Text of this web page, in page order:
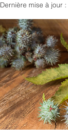
Dernière mise à jour :